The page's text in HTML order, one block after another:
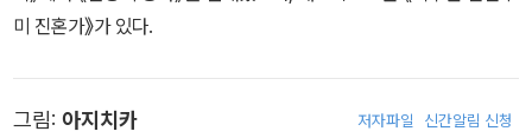
미 진혼가》가 있다.
그림: 아지치카 저자파일 신간알림 신청